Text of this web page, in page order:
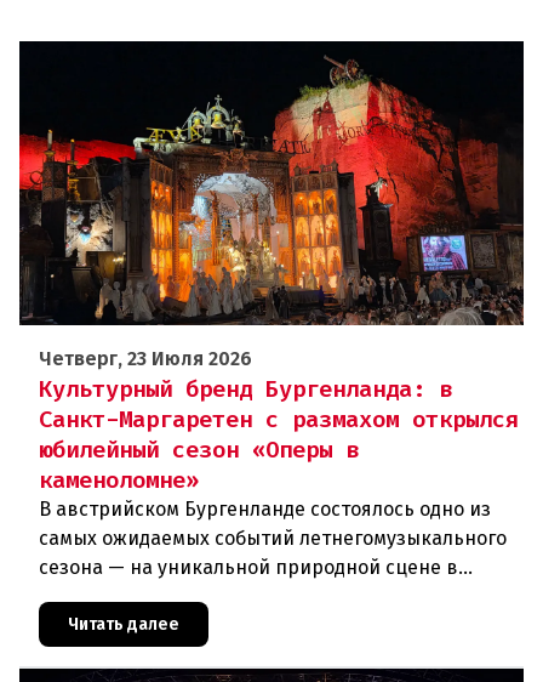
Четверг, 23 Июля 2026
Культурный бренд Бургенланда: в
Санкт-Маргаретен с размахом открылся
юбилейный сезон «Оперы в
каменоломне»
В австрийском Бургенланде состоялось одно из
самых ожидаемых событий летнегомузыкального
сезона — на уникальной природной сцене в
римской каменоломне Санкт-Маргаретен (St.
Margarethen) прошла грандиоз
Читать далее